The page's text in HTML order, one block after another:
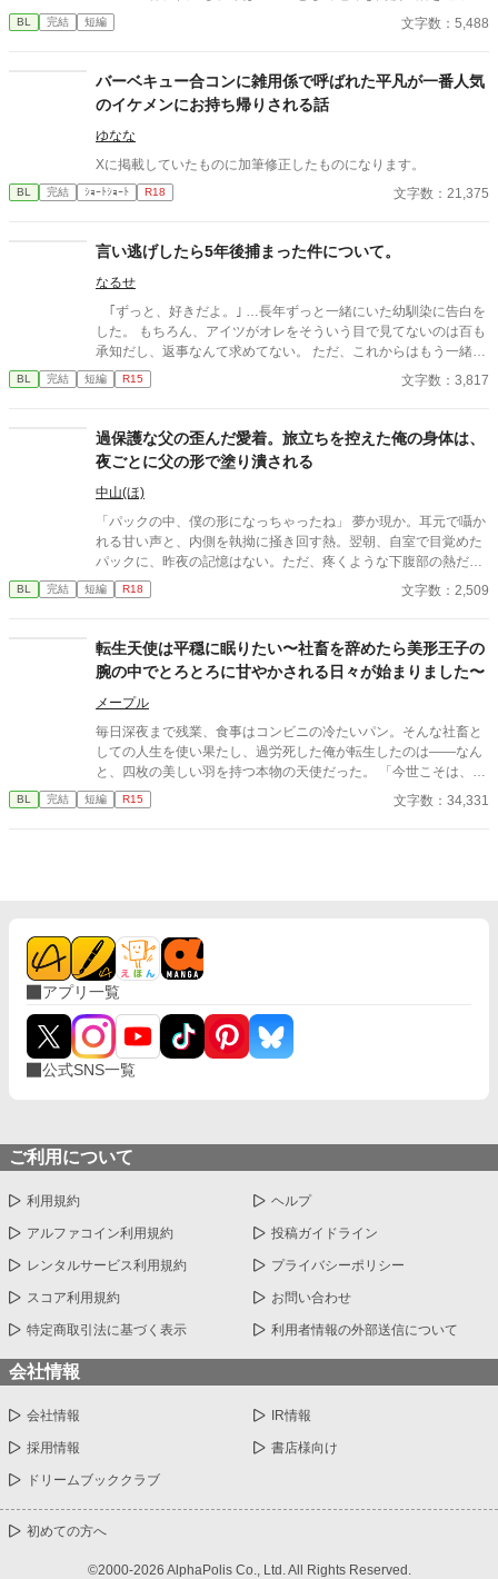
いる。内気なロニーが気軽に学校で話せる友達は同級生のエドだ
けで、ロニーとエドはいっしょにいることが多かった。 しかし、
て、エドがヒロインに執着しまくるメインキャラの一人だったこ
とを思い出す。 平凡な生活を送りたいロニーは、これからヒロイ
ンのことを好きになるであろうエドとは距離を置こうと決意す
る。 タイトルを変えました。 前のタイトルは、「モブなのに、い
つのまにかヒロインに執着しまくるキャラの友達になってしまっ
ていた」です。 急に変えてしまい、すみません。
BL 完結 短編 文字数：5,488
バーベキュー合コンに雑用係で呼ばれた平凡が一番人気
のイケメンにお持ち帰りされる話
ゆなな
Xに掲載していたものに加筆修正したものになります。
BL 完結 ｼｮｰﾄｼｮｰﾄ R18 文字数：21,375
言い逃げしたら5年後捕まった件について。
なるせ
｢ずっと、好きだよ。｣ …長年ずっと一緒にいた幼馴染に告白を
した。 もちろん、アイツがオレをそういう目で見てないのは百も
承知だし、返事なんて求めてない。 ただ、これからはもう一緒に
いないから…想いを伝えるぐらい、許してくれ。 そう思って告
白したのが高校三年生の最後の登校日。……あれから5年経った
ー 美形×平凡っていいですよね、、、、
BL 完結 短編 R15 文字数：3,817
過保護な父の歪んだ愛着。旅立ちを控えた俺の身体は、
夜ごとに父の形で塗り潰される
中山(ほ)
「パックの中、僕の形になっちゃったね」 夢か現か。耳元で囁か
れる甘い声と、内側を執拗に掻き回す熱。翌朝、自室で目覚めた
パックに、昨夜の記憶はない。ただ、疼くような下腹部の熱だけ
が残っていた。 相談しようと向かった相手こそが、自分を侵食し
ている張本人だとも知らずに、パックは父の部屋の扉を開く。 こ
BL 完結 短編 R18 文字数：2,509
転生天使は平穏に眠りたい〜社畜を辞めたら美形王子の
腕の中でとろとろに甘やかされる日々が始まりました〜
メープル
毎日深夜まで残業、食事はコンビニの冷たいパン。そんな社畜と
しての人生を使い果たし、過労死した俺が転生したのは――なん
と、四枚の美しい羽を持つ本物の天使だった。 ​「今世こそは、働
かずに一生寝て過ごしたい！」 ​平穏な隠居生活を夢見るシオン
は、正体を隠して王国の第一王子・アリスターの元に居候するこ
BL 完結 短編 R15 文字数：34,331
アプリ一覧
公式SNS一覧
ご利用について
利用規約 ヘルプ
アルファコイン利用規約 投稿ガイドライン
レンタルサービス利用規約 プライバシーポリシー
スコア利用規約 お問い合わせ
特定商取引法に基づく表示 利用者情報の外部送信について
会社情報
会社情報 IR情報
採用情報 書店様向け
ドリームブッククラブ
初めての方へ
©2000-2026 AlphaPolis Co., Ltd. All Rights Reserved.